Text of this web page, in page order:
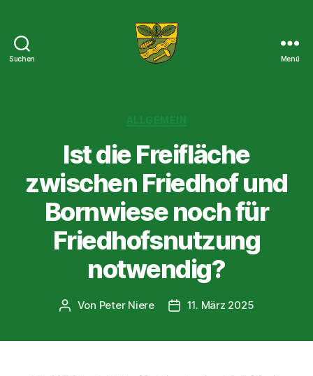
Suchen Menü
Ist die Freifläche
zwischen Friedhof und
Bornwiese noch für
Friedhofsnutzung
notwendig?
Beitragsautor
Von Peter Niere Beitragsdatum
11. März 2025